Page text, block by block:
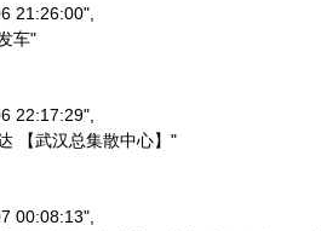
06 21:26:00",
发车"
06 22:17:29",
到达 【武汉总集散中心】"
07 00:08:13",